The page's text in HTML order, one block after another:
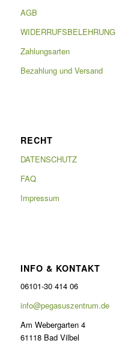
AGB
WIDERRUFSBELEHRUNG
Zahlungsarten
Bezahlung und Versand
RECHT
DATENSCHUTZ
FAQ
Impressum
INFO & KONTAKT
06101-30 414 06
info@pegasuszentrum.de
Am Webergarten 4
61118 Bad Vilbel